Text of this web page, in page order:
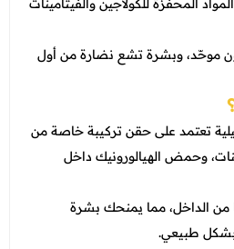
المحفزة للكولاجين والفيتامينات
موحّد، وبشرة تشع نضارة من أول
تعتمد على حقن تركيبة خاصة من
وحمض الهيالورونيك داخل
من الداخل، مما يمنحك بشرة
طبيعي.